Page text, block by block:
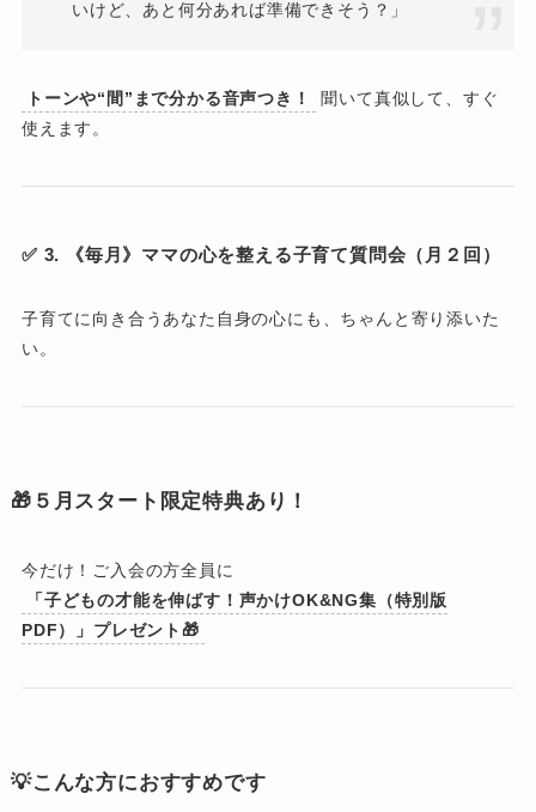
いけど、あと何分あれば準備できそう？」
トーンや“間”まで分かる音声つき！
聞いて真似して、すぐ
使えます。
✅ 3. 《毎月》ママの心を整える子育て質問会（月２回）
子育てに向き合うあなた自身の心にも、ちゃんと寄り添いた
い。
🎁５月スタート限定特典あり！
今だけ！ご入会の方全員に
「子どもの才能を伸ばす！声かけOK&NG集（特別版
PDF）」プレゼント🎁
💡こんな方におすすめです